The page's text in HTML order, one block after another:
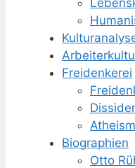
Freidenkerei
Biographien
Otto